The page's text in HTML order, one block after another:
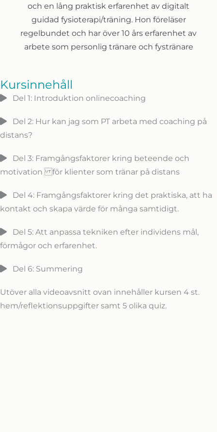
och en lång praktisk erfarenhet av digitalt
guidad fysioterapi/träning. Hon föreläser
regelbundet och har över 10 års erfarenhet av
arbete som personlig tränare och fystränare
Kursinnehåll
Del 1: Introduktion onlinecoaching
Del 2: Hur kan jag som PT arbeta med coaching på
distans?
Del 3: Framgångsfaktorer kring beteende och
motivation för klienter som tränar på distans
Del 4: Framgångsfaktorer kring det praktiska, att ha
kontakt och skapa värde för många samtidigt.
Del 5: Att anpassa tekniken efter individens mål,
förmågor och erfarenhet.
Del 6: Summering
Utöver alla videoavsnitt ovan innehåller kursen 4 st.
hem/reflektionsuppgifter samt 5 olika quiz.